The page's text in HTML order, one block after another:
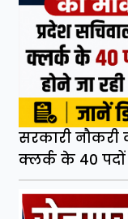
सरकारी नौकरी
क्लर्क के 40 पदों